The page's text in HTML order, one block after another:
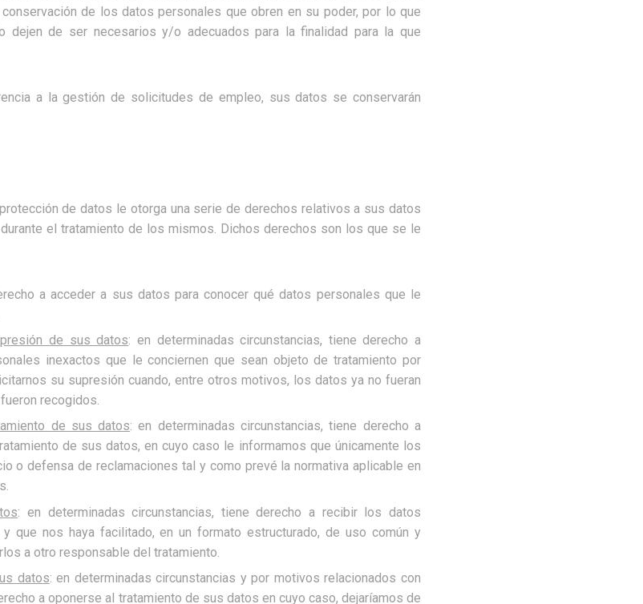
de los datos personales que obren en su poder, por lo que
dejen de ser necesarios y/o adecuados para la finalidad para la que
a la gestión de solicitudes de empleo, sus datos se conservarán
de datos le otorga una serie de derechos relativos a sus datos
el tratamiento de los mismos. Dichos derechos son los que se le
a acceder a sus datos para conocer qué datos personales que le
de sus datos: en determinadas circunstancias, tiene derecho a
inexactos que le conciernen que sean objeto de tratamiento por
su supresión cuando, entre otros motivos, los datos ya no fueran
recogidos.
de sus datos: en determinadas circunstancias, tiene derecho a
de sus datos, en cuyo caso le informamos que únicamente los
o defensa de reclamaciones tal y como prevé la normativa aplicable en
: en determinadas circunstancias, tiene derecho a recibir los datos
que nos haya facilitado, en un formato estructurado, de uso común y
a otro responsable del tratamiento.
datos: en determinadas circunstancias y por motivos relacionados con
a oponerse al tratamiento de sus datos en cuyo caso, dejaríamos de